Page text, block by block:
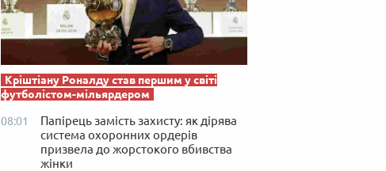
Кріштіану Роналду став першим у світі
футболістом-мільярдером
08:01
Папірець замість захисту: як дірява
система охоронних ордерів
призвела до жорстокого вбивства
жінки